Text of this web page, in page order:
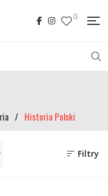
0
/ Historia Polski
Filtry